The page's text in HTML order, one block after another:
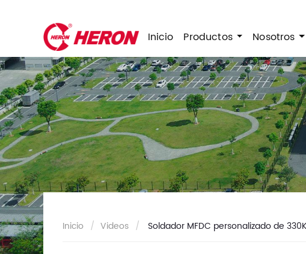
Inicio Productos Nosotros
Inicio Videos Soldador MFDC personalizado de